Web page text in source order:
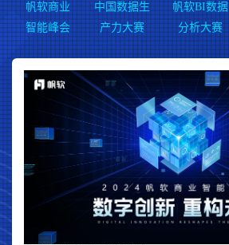
帆软商业
智能峰会
中国数据生
产力大赛
帆软BI数据
分析大赛